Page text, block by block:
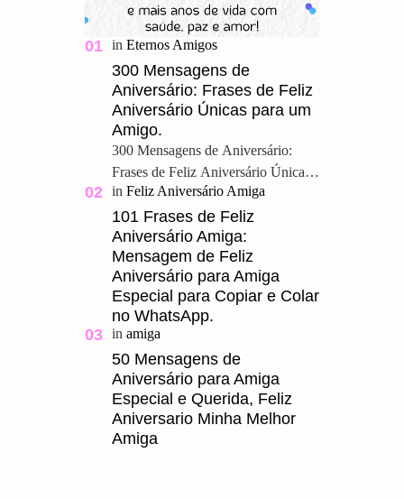
300 Mensagens de
Aniversário: Frases de Feliz
Aniversário Únicas para um
Amigo.
300 Mensagens de Aniversário:
Frases de Feliz Aniversário Únicas
para um Amigo. Feliz Aniversário
Meu Querido, u ma grande amizade
é um presente pre…
101 Frases de Feliz
Aniversário Amiga:
Mensagem de Feliz
Aniversário para Amiga
Especial para Copiar e Colar
no WhatsApp.
50 Mensagens de
Aniversário para Amiga
Especial e Querida, Feliz
Aniversario Minha Melhor
Amiga